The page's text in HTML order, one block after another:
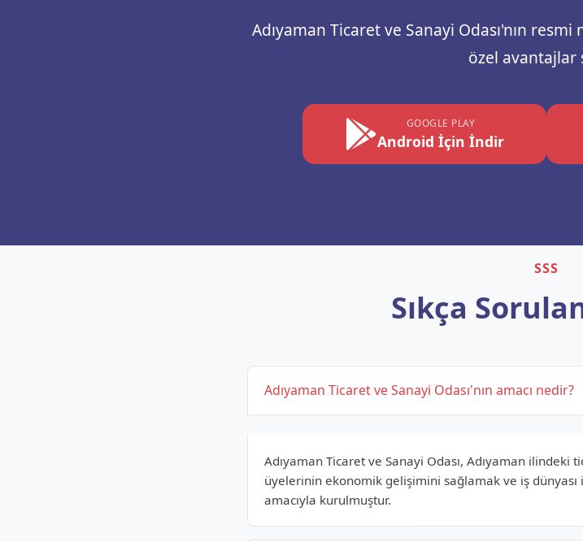
Adıyaman Ticaret ve Sanayi Odası'nın
özel avantajlar
GOOGLE PLAY
Android İçin İndir
SSS
Sıkça
Adıyaman Ticaret ve Sanayi Odası'nın amacı nedir?
Adıyaman Ticaret ve Sanayi Odası, Adıyaman
üyelerinin ekonomik gelişimini sağlamak ve iş
amacıyla kurulmuştur.